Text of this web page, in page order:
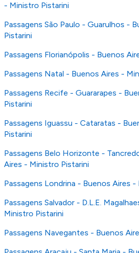
- Ministro Pistarini
Passagens São Paulo - Guarulhos -
Pistarini
Passagens Florianópolis - Buenos
Passagens Natal - Buenos Aires -
Passagens Recife - Guararapes -
Pistarini
Passagens Iguassu - Cataratas -
Pistarini
Passagens Belo Horizonte -
Aires - Ministro Pistarini
Passagens Londrina - Buenos Aires
Passagens Salvador - D.L.E.
Ministro Pistarini
Passagens Navegantes - Buenos